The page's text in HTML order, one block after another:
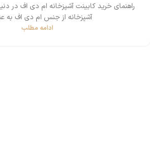
راهنمای خرید کابینت آشپزخانه‌ ام دی اف در
آشپزخانه از جنس ام دی اف به
ادامه مطلب